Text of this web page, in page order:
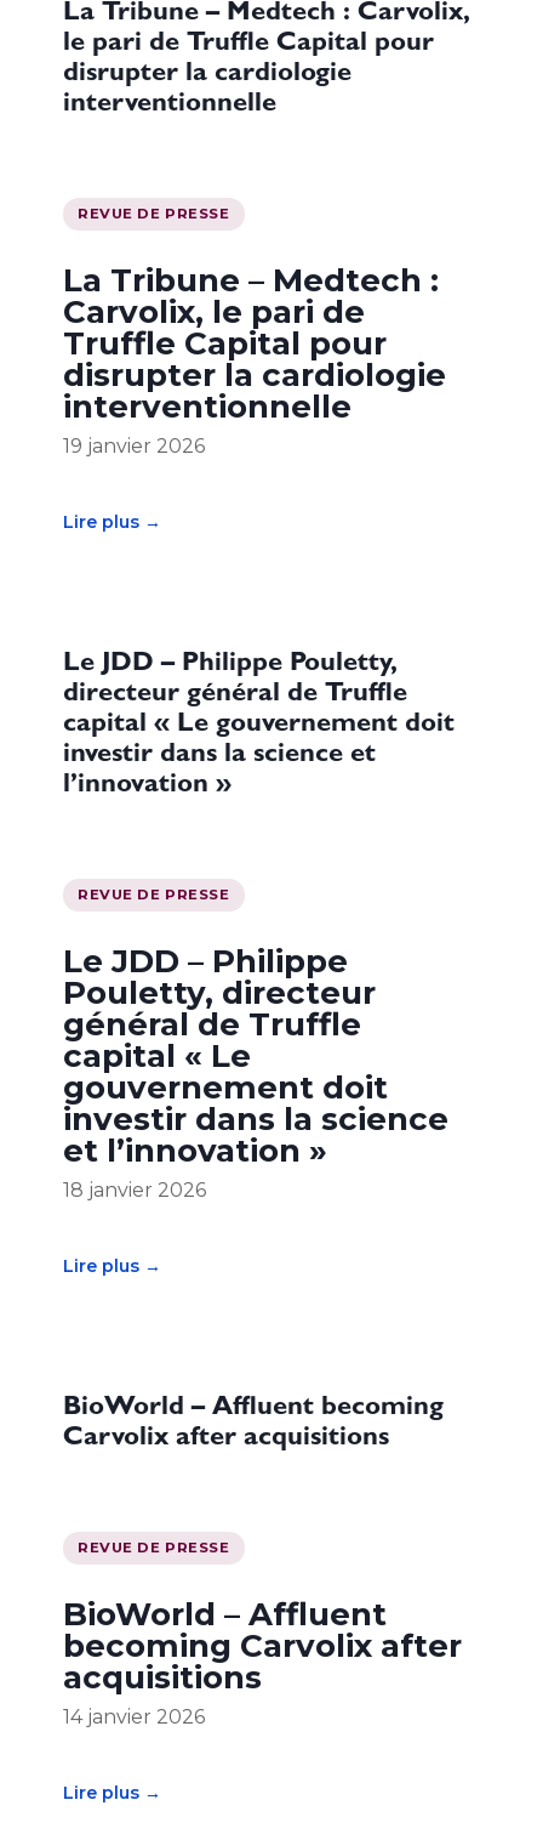
La Tribune – Medtech : Carvolix,
le pari de Truffle Capital pour
disrupter la cardiologie
interventionnelle
REVUE DE PRESSE
La Tribune – Medtech :
Carvolix, le pari de
Truffle Capital pour
disrupter la cardiologie
interventionnelle
19 janvier 2026
Lire plus →
Le JDD – Philippe Pouletty,
directeur général de Truffle
capital « Le gouvernement doit
investir dans la science et
l’innovation »
REVUE DE PRESSE
Le JDD – Philippe
Pouletty, directeur
général de Truffle
capital « Le
gouvernement doit
investir dans la science
et l’innovation »
18 janvier 2026
Lire plus →
BioWorld – Affluent becoming
Carvolix after acquisitions
REVUE DE PRESSE
BioWorld – Affluent
becoming Carvolix after
acquisitions
14 janvier 2026
Lire plus →